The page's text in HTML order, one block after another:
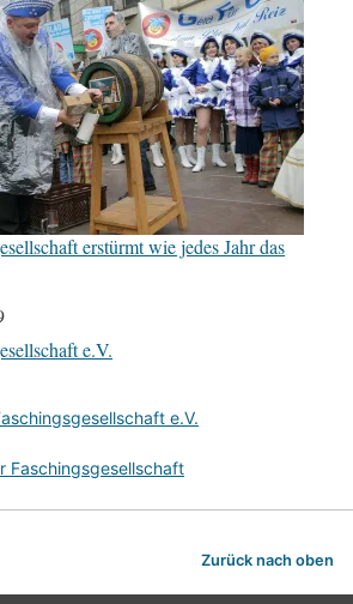
erstürmt wie jedes Jahr das
e.V.
e.V.
Faschingsgesellschaft
Zurück nach oben